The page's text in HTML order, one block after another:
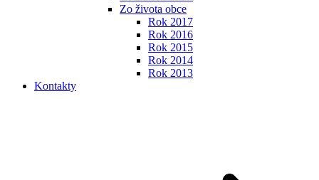
Zo života obce
Rok 2017
Rok 2016
Rok 2015
Rok 2014
Rok 2013
Kontakty